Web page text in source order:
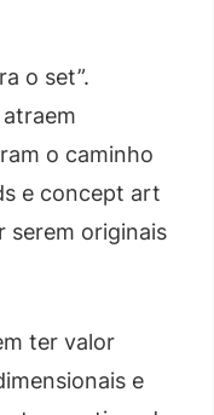
o set”.
o caminho
e concept art
serem originais
ter valor
e